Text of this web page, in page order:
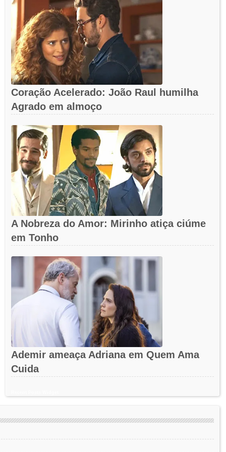
Coração Acelerado: João Raul humilha
Agrado em almoço
A Nobreza do Amor: Mirinho atiça ciúme
em Tonho
Ademir ameaça Adriana em Quem Ama
Cuida